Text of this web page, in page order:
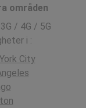
områden
/ 4G / 5G
i :
City